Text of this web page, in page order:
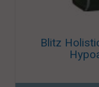
Blitz